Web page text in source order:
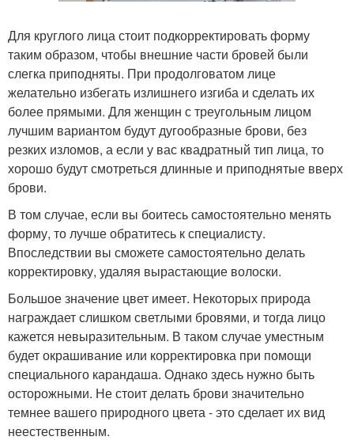
Для круглого лица стоит подкорректировать форму
таким образом, чтобы внешние части бровей были
слегка приподняты. При продолговатом лице
желательно избегать излишнего изгиба и сделать их
более прямыми. Для женщин с треугольным лицом
лучшим вариантом будут дугообразные брови, без
резких изломов, а если у вас квадратный тип лица, то
хорошо будут смотреться длинные и приподнятые вверх
брови.
В том случае, если вы боитесь самостоятельно менять
форму, то лучше обратитесь к специалисту.
Впоследствии вы сможете самостоятельно делать
корректировку, удаляя вырастающие волоски.
Большое значение цвет имеет. Некоторых природа
награждает слишком светлыми бровями, и тогда лицо
кажется невыразительным. В таком случае уместным
будет окрашивание или корректировка при помощи
специального карандаша. Однако здесь нужно быть
осторожными. Не стоит делать брови значительно
темнее вашего природного цвета - это сделает их вид
неестественным.